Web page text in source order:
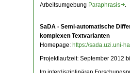
Arbeitsumgebung Paraphrasis.
SaDA - Semi-automatische
komplexen Textvarianten
Homepage: https://sada.uzi.uni-
Projektlaufzeit: September 2012